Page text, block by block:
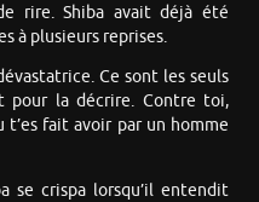
rire. Shiba avait déjà été
à plusieurs reprises.
Ce sont les seuls
pour la décrire. Contre toi,
fait avoir par un homme
se crispa lorsqu’il entendit